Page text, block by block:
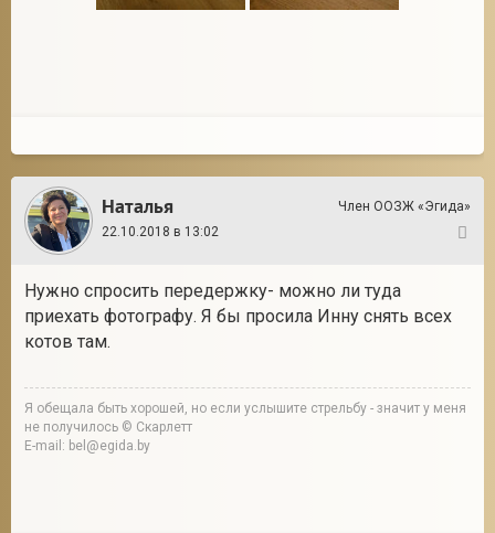
Наталья
Член ООЗЖ «Эгида»
22.10.2018 в 13:02
Нужно спросить передержку- можно ли туда
приехать фотографу. Я бы просила Инну снять всех
котов там.
Я обещала быть хорошей, но если услышите стрельбу - значит у меня
не получилось © Скарлетт
E-mail: bel@egida.by